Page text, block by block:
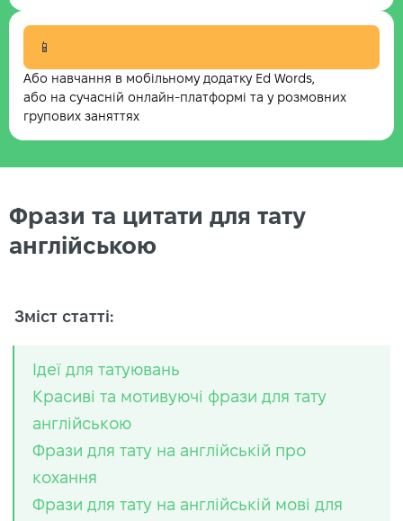
📱
Або навчання в мобільному додатку Ed Words,
або на сучасній онлайн-платформі та у розмовних
групових заняттях
Фрази та цитати для тату
англійською
Зміст статті:
Ідеї для татуювань
Красиві та мотивуючі фрази для тату
англійською
Фрази для тату на англійській про
кохання
Фрази для тату на англійській мові для